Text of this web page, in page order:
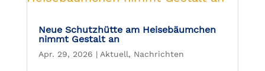
Neue Schutzhütte am Heisebäumchen
nimmt Gestalt an
Apr. 29, 2026 | Aktuell, Nachrichten